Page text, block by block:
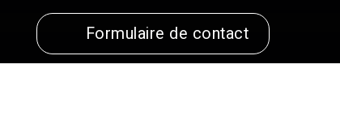
Formulaire de contact